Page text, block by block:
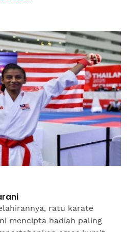
ratu karate
mencipta hadiah paling